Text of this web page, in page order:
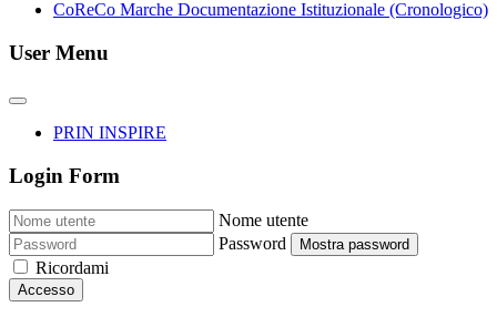
CoReCo Marche Documentazione Istituzionale (Cronologico)
User Menu
PRIN INSPIRE
Login Form
Nome utente
Password
Mostra password
Ricordami
Accesso